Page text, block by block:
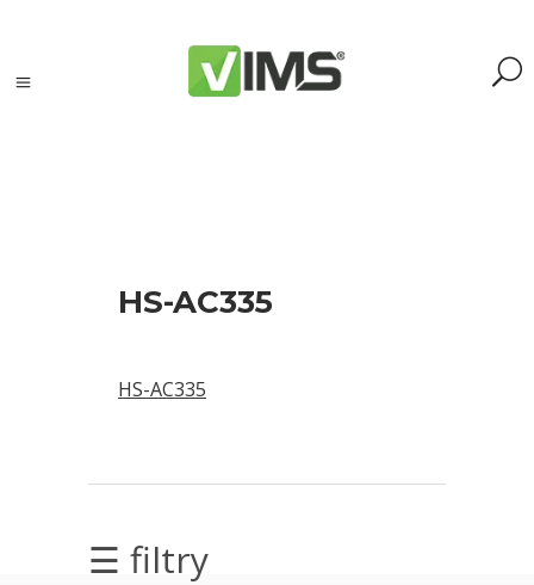
HS-AC335
HS-AC335
☰ filtry
Kategorie
elektrycznych